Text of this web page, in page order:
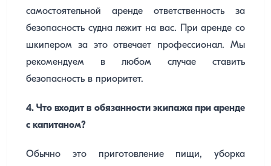
самостоятельной аренде ответственность за
безопасность судна лежит на вас. При аренде со
шкипером за это отвечает профессионал. Мы
рекомендуем в любом случае ставить
безопасность в приоритет.
4. Что входит в обязанности экипажа при аренде
с капитаном?
Обычно это приготовление пищи, уборка